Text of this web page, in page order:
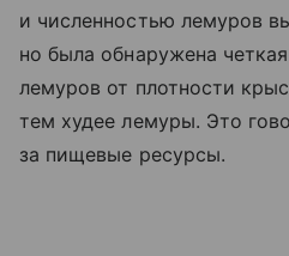
и численностью лемуров
но была обнаружена
лемуров от плотности
тем худее лемуры. Это
за пищевые ресурсы.